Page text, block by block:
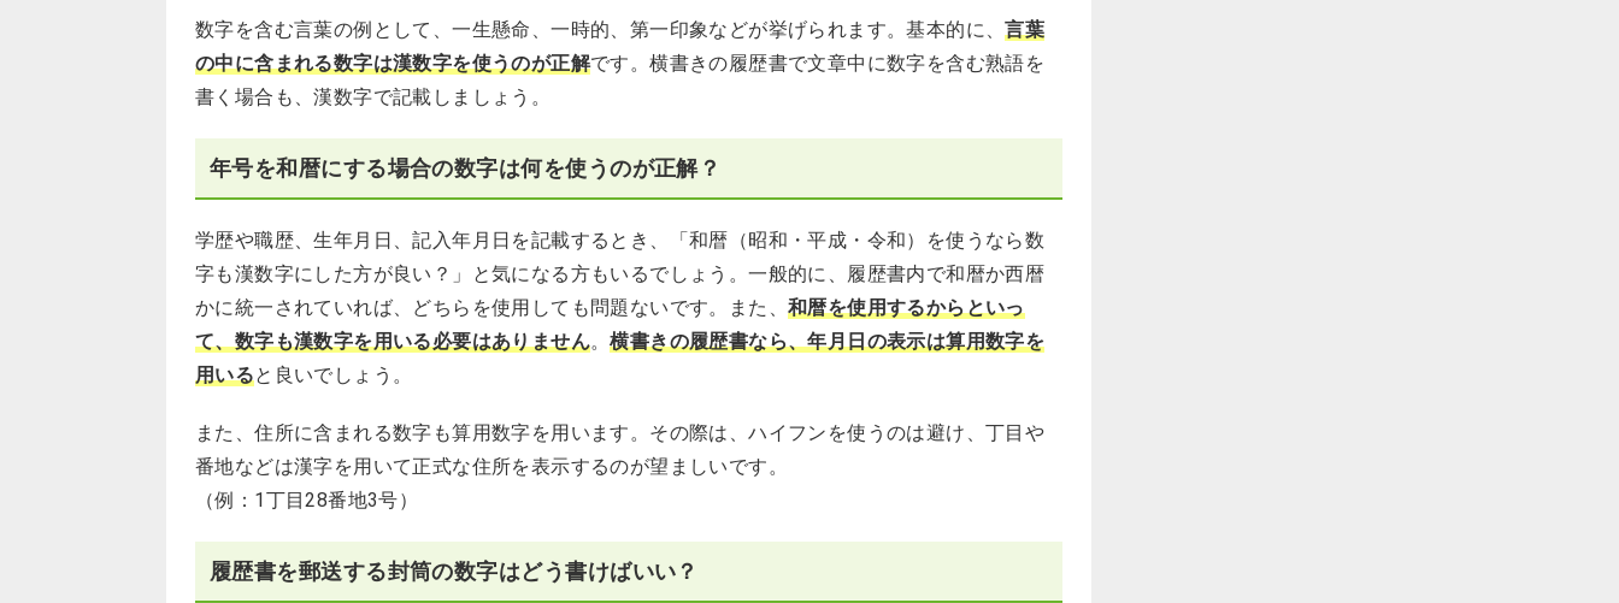
数字を含む言葉の例として、一生懸命、一時的、第一印象などが挙げられます。基本的に、言葉
の中に含まれる数字は漢数字を使うのが正解です。横書きの履歴書で文章中に数字を含む熟語を
書く場合も、漢数字で記載しましょう。
年号を和暦にする場合の数字は何を使うのが正解？
学歴や職歴、生年月日、記入年月日を記載するとき、「和暦（昭和・平成・令和）を使うなら数
字も漢数字にした方が良い？」と気になる方もいるでしょう。一般的に、履歴書内で和暦か西暦
かに統一されていれば、どちらを使用しても問題ないです。また、 和暦を使用するからといっ
て、数字も漢数字を用いる必要はありません。横書きの履歴書なら、年月日の表示は算用数字を
用いると良いでしょう。
また、住所に含まれる数字も算用数字を用います。その際は、ハイフンを使うのは避け、丁目や
番地などは漢字を用いて正式な住所を表示するのが望ましいです。
（例：1丁目28番地3号）
履歴書を郵送する封筒の数字はどう書けばいい？